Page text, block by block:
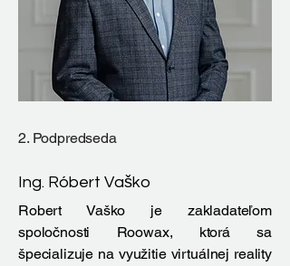
2. Podpredseda
Ing. Róbert Vaško
Robert Vaško je zakladateľom
spoločnosti Roowax, ktorá sa
špecializuje na využitie virtuálnej reality